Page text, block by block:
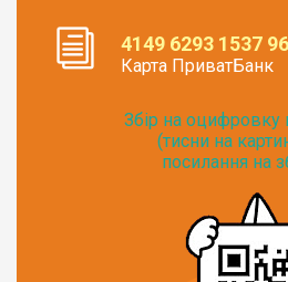
4149 6293 1537
Карта ПриватБанк
Збір на оцифровку
(тисни на
посилання на